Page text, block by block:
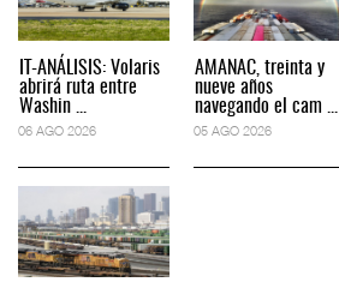
IT-ANÁLISIS: Volaris
abrirá ruta entre
Washin ...
06 AGO 2026
AMANAC, treinta y
nueve años
navegando el cam ...
05 AGO 2026